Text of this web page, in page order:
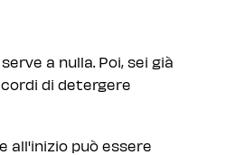
a nulla. Poi, sei già
di detergere
all'inizio può essere